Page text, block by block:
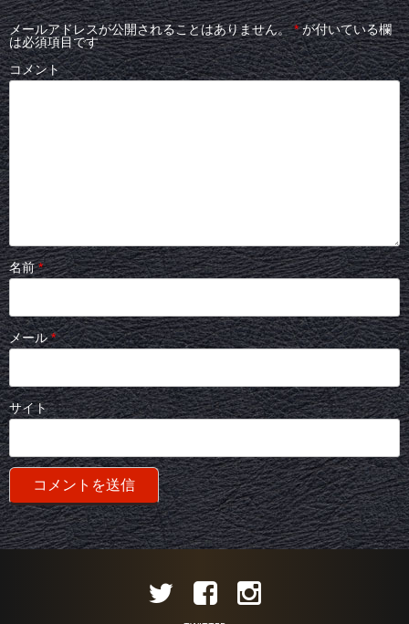
メールアドレスが公開されることはありません。 *が付いている欄
は必須項目です
コメント
名前*
メール*
サイト